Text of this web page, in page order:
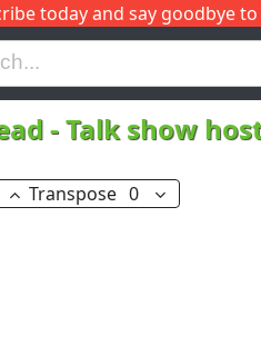
today and say goodbye to
J
-Talk show
Transpose 0